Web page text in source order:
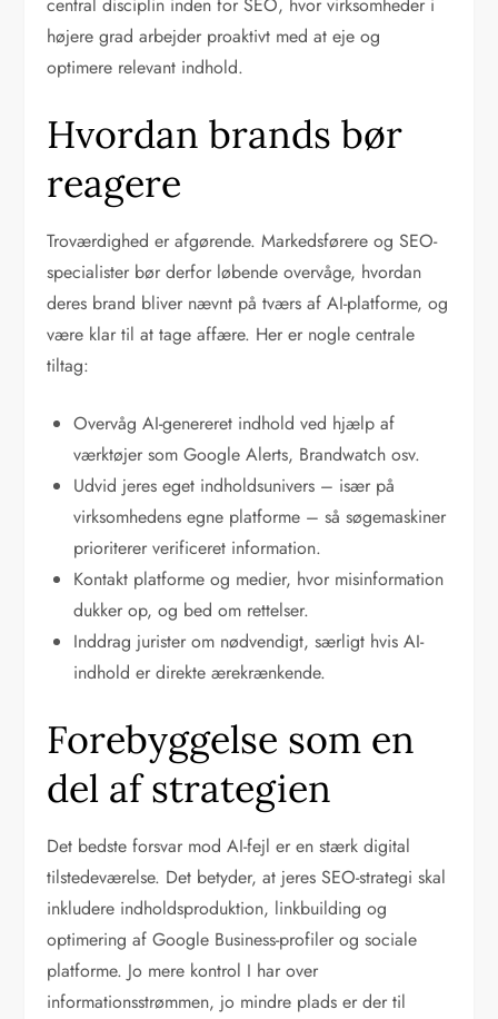
central disciplin inden for SEO, hvor virksomheder i
højere grad arbejder proaktivt med at eje og
optimere relevant indhold.
Hvordan brands bør
reagere
Troværdighed er afgørende. Markedsførere og SEO-
specialister bør derfor løbende overvåge, hvordan
deres brand bliver nævnt på tværs af AI-platforme, og
være klar til at tage affære. Her er nogle centrale
tiltag:
Overvåg AI-genereret indhold ved hjælp af
værktøjer som Google Alerts, Brandwatch osv.
Udvid jeres eget indholdsunivers – især på
virksomhedens egne platforme – så søgemaskiner
prioriterer verificeret information.
Kontakt platforme og medier, hvor misinformation
dukker op, og bed om rettelser.
Inddrag jurister om nødvendigt, særligt hvis AI-
indhold er direkte ærekrænkende.
Forebyggelse som en
del af strategien
Det bedste forsvar mod AI-fejl er en stærk digital
tilstedeværelse. Det betyder, at jeres SEO-strategi skal
inkludere indholdsproduktion, linkbuilding og
optimering af Google Business-profiler og sociale
platforme. Jo mere kontrol I har over
informationsstrømmen, jo mindre plads er der til